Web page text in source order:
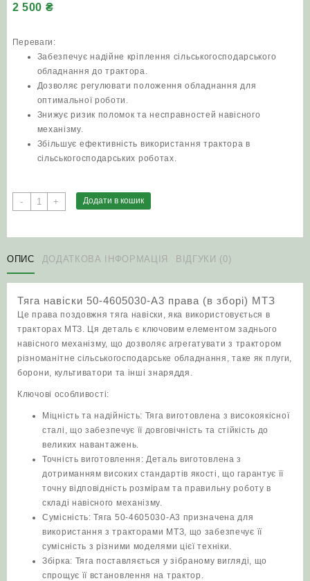
2 500 ₴
Переваги:
Забезпечує надійне кріплення сільськогосподарського
обладнання до трактора.
Дозволяє регулювати положення обладнання для
оптимальної роботи.
Знижує ризик поломок та несправностей навісного
механізму.
Збільшує ефективність використання трактора в
сільськогосподарських роботах.
-
Тяга
навіски
А3
права
зборі)
МТЗ
кількість
+ Додати в кошик
ОПИС ДОДАТКОВА ІНФОРМАЦІЯ ВІДГУКИ (0)
Тяга навіски 50-4605030-А3 права (в зборі) МТЗ
Це права поздовжня тяга навіски, яка використовується в
тракторах МТЗ. Ця деталь є ключовим елементом заднього
навісного механізму, що дозволяє агрегатувати з трактором
різноманітне сільськогосподарське обладнання, таке як плуги,
борони, культиватори та інші знаряддя.
Ключові особливості:
Міцність та надійність: Тяга виготовлена з високоякісної
сталі, що забезпечує її довговічність та стійкість до
великих навантажень.
Точність виготовлення: Деталь виготовлена з
дотриманням високих стандартів якості, що гарантує її
точну відповідність розмірам та правильну роботу в
складі навісного механізму.
Сумісність: Тяга 50-4605030-А3 призначена для
використання з тракторами МТЗ, що забезпечує її
сумісність з різними моделями цієї техніки.
Збірка: Тяга поставляється у зібраному вигляді, що
спрощує її встановлення на трактор.